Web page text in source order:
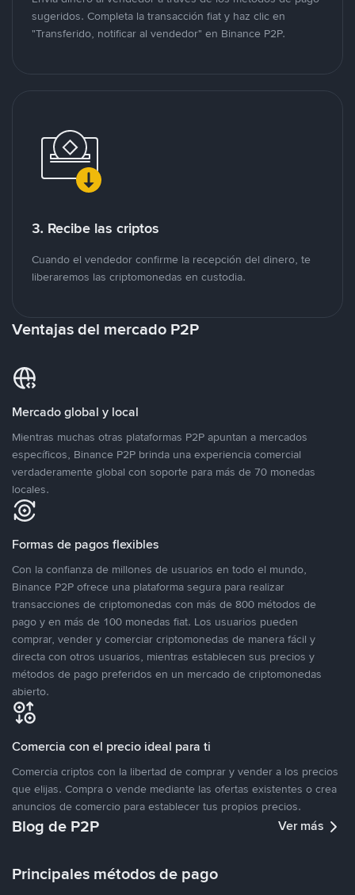
sugeridos. Completa la transacción fiat y haz clic en
"Transferido, notificar al vendedor" en Binance P2P.
3. Recibe las criptos
Cuando el vendedor confirme la recepción del dinero, te
liberaremos las criptomonedas en custodia.
Ventajas del mercado P2P
Mercado global y local
Mientras muchas otras plataformas P2P apuntan a mercados
específicos, Binance P2P brinda una experiencia comercial
verdaderamente global con soporte para más de 70 monedas
locales.
Formas de pagos flexibles
Con la confianza de millones de usuarios en todo el mundo,
Binance P2P ofrece una plataforma segura para realizar
transacciones de criptomonedas con más de 800 métodos de
pago y en más de 100 monedas fiat. Los usuarios pueden
comprar, vender y comerciar criptomonedas de manera fácil y
directa con otros usuarios, mientras establecen sus precios y
métodos de pago preferidos en un mercado de criptomonedas
abierto.
Comercia con el precio ideal para ti
Comercia criptos con la libertad de comprar y vender a los precios
que elijas. Compra o vende mediante las ofertas existentes o crea
anuncios de comercio para establecer tus propios precios.
Blog de P2P Ver más
Principales métodos de pago